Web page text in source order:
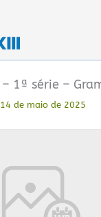
1ª série –
14 de maio de 2025